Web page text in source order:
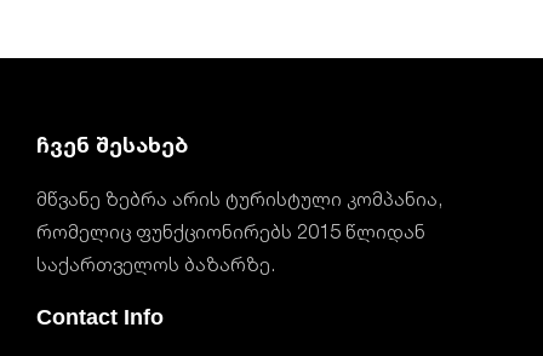
ჩვენ შესახებ
მწვანე ზებრა არის ტურისტული კომპანია,
რომელიც ფუნქციონირებს 2015 წლიდან
საქართველოს ბაზარზე.
Contact Info